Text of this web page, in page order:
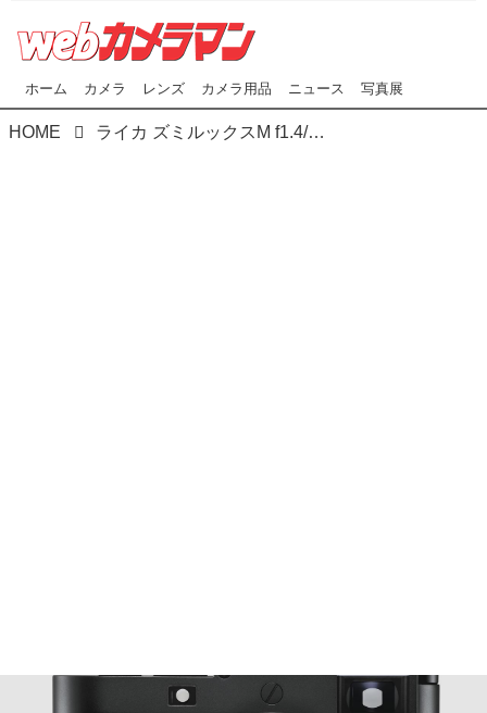
ホーム カメラ レンズ カメラ用品 ニュース 写真展
HOME ライカ ズミルックスM f1.4/35mm ASPH.